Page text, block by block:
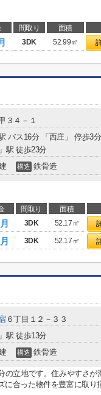
間取り 面積
3DK 52.99㎡
３４－１
バス16分 「西庄」 停歩3分
」駅 徒歩23分
構造 鉄骨造
間取り 面積
3DK 52.17㎡
3DK 52.17㎡
６丁目１２－３３
」駅 徒歩13分
構造 鉄骨造
の立地です。住みやすさ
に合った物件を豊富に取り